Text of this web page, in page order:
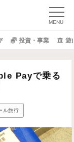
投資・事業 遊
Payで乗る
ル旅行